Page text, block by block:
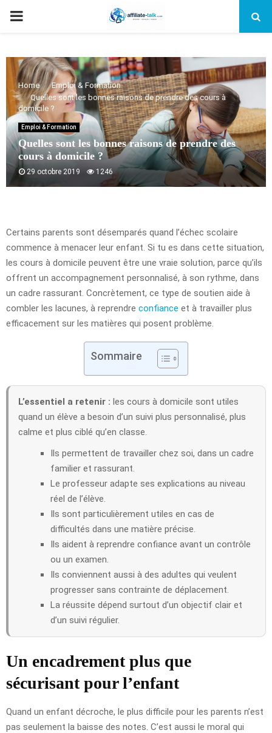
PRIMARY
Home
Emploi & Formation
Quelles sont les bonnes raisons de prendre des cours à
domicile ?
Emploi & Formation
Quelles sont les bonnes raisons de prendre des
cours à domicile ?
29 octobre 2019 1246
Certains parents sont désemparés quand l’échec scolaire
commence à menacer leur enfant. Si tu es dans cette situation,
les cours à domicile peuvent être une vraie solution, parce qu’ils
offrent un accompagnement personnalisé, à son rythme, dans
un cadre rassurant. Concrètement, ce type de soutien aide à
combler les lacunes, à reprendre confiance et à travailler plus
efficacement sur les matières qui posent problème.
Sommaire
L’essentiel a retenir : les cours à domicile sont utiles
quand un élève a besoin d’un suivi plus personnalisé, plus
calme et plus ciblé qu’en classe.
Ils permettent de travailler chez soi, dans un cadre
familier et rassurant.
Le professeur adapte ses explications au niveau
réel de l’élève.
Ils sont particulièrement utiles en cas de
difficultés dans une matière précise.
Ils aident à reprendre confiance avant un contrôle
ou un examen.
Ils conviennent aussi à des adultes qui veulent
progresser sans contrainte de déplacement.
La réussite dépend surtout d’un objectif clair et
d’un suivi régulier.
Un encadrement plus que
sécurisant pour l’enfant
Quand un enfant décroche, le plus difficile pour les parents n’est
pas seulement la baisse des notes. C’est aussi le moral qui